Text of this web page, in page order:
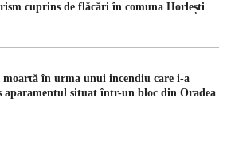
cuprins de flăcări în comuna Horlești
moartă în urma unui incendiu care i-a
aparamentul situat într-un bloc din Oradea